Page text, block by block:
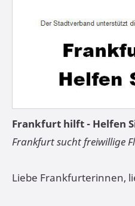
Frankfurt hilft - Helfen
Frankfurt sucht freiwillige
Liebe Frankfurterinnen,